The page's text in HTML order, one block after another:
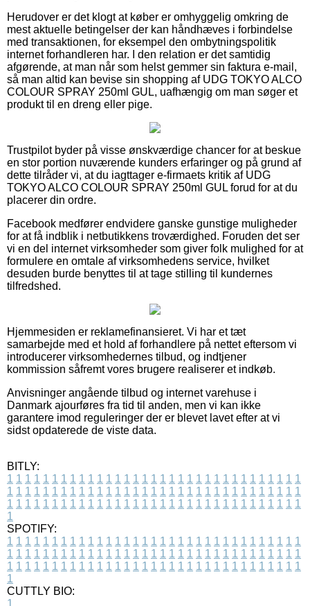
Herudover er det klogt at køber er omhyggelig omkring de
mest aktuelle betingelser der kan håndhæves i forbindelse
med transaktionen, for eksempel den ombytningspolitik
internet forhandleren har. I den relation er det samtidig
afgørende, at man når som helst gemmer sin faktura e-mail,
så man altid kan bevise sin shopping af UDG TOKYO ALCO
COLOUR SPRAY 250ml GUL, uafhængig om man søger et
produkt til en dreng eller pige.
Trustpilot byder på visse ønskværdige chancer for at beskue
en stor portion nuværende kunders erfaringer og på grund af
dette tilråder vi, at du iagttager e-firmaets kritik af UDG
TOKYO ALCO COLOUR SPRAY 250ml GUL forud for at du
placerer din ordre.
Facebook medfører endvidere ganske gunstige muligheder
for at få indblik i netbutikkens troværdighed. Foruden det ser
vi en del internet virksomheder som giver folk mulighed for at
formulere en omtale af virksomhedens service, hvilket
desuden burde benyttes til at tage stilling til kundernes
tilfredshed.
Hjemmesiden er reklamefinansieret. Vi har et tæt
samarbejde med et hold af forhandlere på nettet eftersom vi
introducerer virksomhedernes tilbud, og indtjener
kommission såfremt vores brugere realiserer et indkøb.
Anvisninger angående tilbud og internet varehuse i
Danmark ajourføres fra tid til anden, men vi kan ikke
garantere imod reguleringer der er blevet lavet efter at vi
sidst opdaterede de viste data.
BITLY:
1 1 1 1 1 1 1 1 1 1 1 1 1 1 1 1 1 1 1 1 1 1 1 1 1 1 1 1 1 1 1 1 1
1 1 1 1 1 1 1 1 1 1 1 1 1 1 1 1 1 1 1 1 1 1 1 1 1 1 1 1 1 1 1 1 1
1 1 1 1 1 1 1 1 1 1 1 1 1 1 1 1 1 1 1 1 1 1 1 1 1 1 1 1 1 1 1 1 1
1
SPOTIFY:
1 1 1 1 1 1 1 1 1 1 1 1 1 1 1 1 1 1 1 1 1 1 1 1 1 1 1 1 1 1 1 1 1
1 1 1 1 1 1 1 1 1 1 1 1 1 1 1 1 1 1 1 1 1 1 1 1 1 1 1 1 1 1 1 1 1
1 1 1 1 1 1 1 1 1 1 1 1 1 1 1 1 1 1 1 1 1 1 1 1 1 1 1 1 1 1 1 1 1
1
CUTTLY BIO:
1